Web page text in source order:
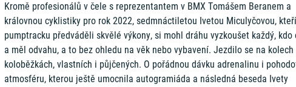
Kromě profesionálů v čele s reprezentantem v BMX Tomášem Beranem a
královnou cyklistiky pro rok 2022, sedmnáctiletou Ivetou Miculyčovou,
pumptracku předváděli skvělé výkony, si mohl dráhu vyzkoušet každý, kdo
a měl odvahu, a to bez ohledu na věk nebo vybavení. Jezdilo se na kolech
koloběžkách, vlastních i půjčených. O pořádnou dávku adrenalinu i
atmosféru, kterou ještě umocnila autogramiáda a následná beseda Ivety